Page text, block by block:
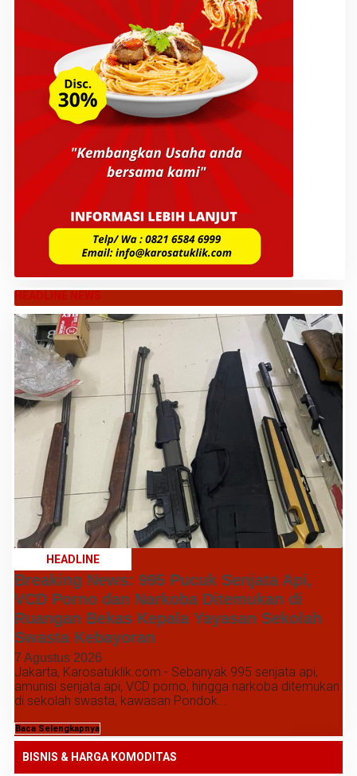
HEADLINE NEWS
HEADLINE
Breaking News: 995 Pucuk Senjata Api,
VCD Porno dan Narkoba Ditemukan di
Ruangan Bekas Kepala Yayasan Sekolah
Swasta Kebayoran
7 Agustus 2026
Jakarta, Karosatuklik.com - Sebanyak 995 senjata api,
amunisi senjata api, VCD porno, hingga narkoba ditemukan
di sekolah swasta, kawasan Pondok...
Baca Selengkapnya
BISNIS & HARGA KOMODITAS